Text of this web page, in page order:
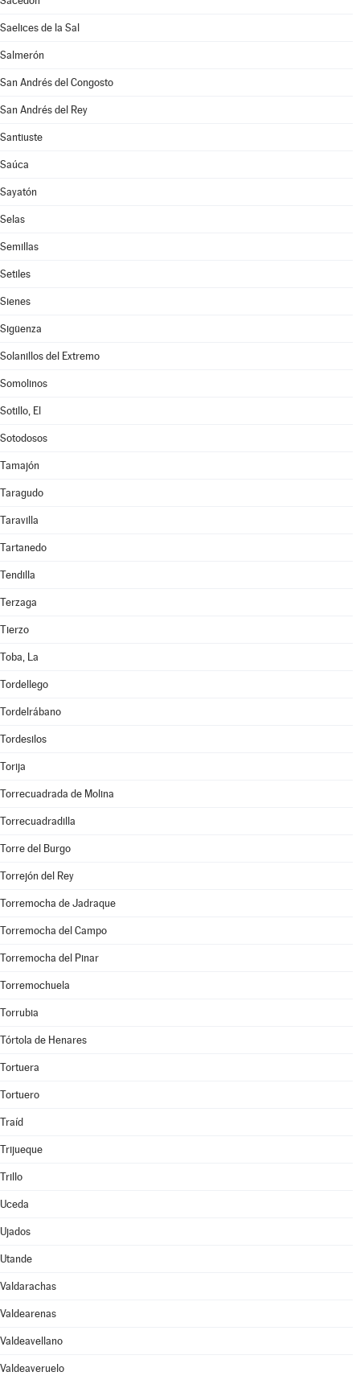
Saelices de la Sal
Salmerón
San Andrés del Congosto
San Andrés del Rey
Santiuste
Saúca
Sayatón
Selas
Semillas
Setiles
Sienes
Sigüenza
Solanillos del Extremo
Somolinos
Sotillo, El
Sotodosos
Tamajón
Taragudo
Taravilla
Tartanedo
Tendilla
Terzaga
Tierzo
Toba, La
Tordellego
Tordelrábano
Tordesilos
Torija
Torrecuadrada de Molina
Torrecuadradilla
Torre del Burgo
Torrejón del Rey
Torremocha de Jadraque
Torremocha del Campo
Torremocha del Pinar
Torremochuela
Torrubia
Tórtola de Henares
Tortuera
Tortuero
Traíd
Trijueque
Trillo
Uceda
Ujados
Utande
Valdarachas
Valdearenas
Valdeavellano
Valdeaveruelo